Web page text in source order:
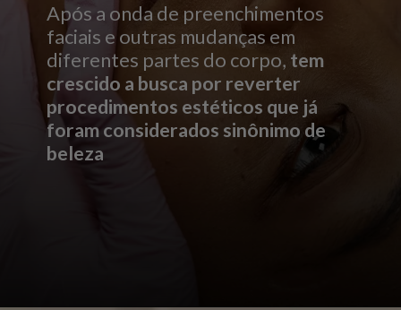
Após a onda de preenchimentos
faciais e outras mudanças em
diferentes partes do corpo, tem
crescido a busca por reverter
procedimentos estéticos que já
foram considerados sinônimo de
beleza